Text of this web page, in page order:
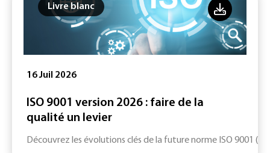
Livre blanc
16 Juil 2026
ISO 9001 version 2026 : faire de la
qualité un levier
Découvrez les évolutions clés de la future norme ISO 9001